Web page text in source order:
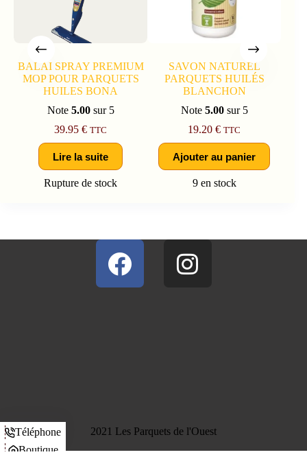
BALAI SPRAY PREMIUM
MOP POUR PARQUETS
HUILES BONA
Note 5.00sur 5
39.95€ TTC
Lire la suite
Rupture de stock
SAVON NATUREL
PARQUETS HUILÉS
BLANCHON
Note 5.00sur 5
19.20€ TTC
Ajouter au panier
9 en stock
2021 Les Parquets de l'Ouest
Téléphone
Boutique